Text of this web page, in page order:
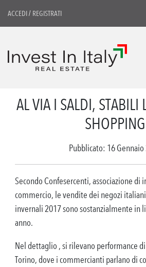
ACCEDI/ REGISTRATI
AL VIA I SALDI, STABILI
SHOPPING
Pubblicato: 16 Gennaio
Secondo Confesercenti, associazione
commercio, le vendite dei negozi
invernali 2017 sono sostanzialmente in
anno.
Nel dettaglio , si rilevano performance
Torino, dove i commercianti parlano di